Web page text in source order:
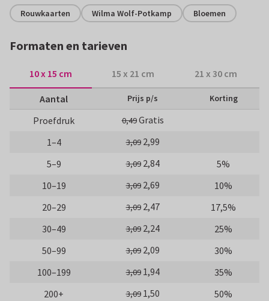
Rouwkaarten Wilma Wolf-Potkamp Bloemen
Formaten en tarieven
10 x 15 cm 15 x 21 cm 21 x 30 cm
Aantal Prijs p/s Korting
Proefdruk 0,49Gratis
1–4
3,09 2,99
5–9
3,09 2,84
5%
10–19
3,09 2,69
10%
20–29
3,09 2,47
17,5%
30–49
3,09 2,24
25%
50–99
3,09 2,09
30%
100–199
3,09 1,94
35%
200+
3,09 1,50 50%